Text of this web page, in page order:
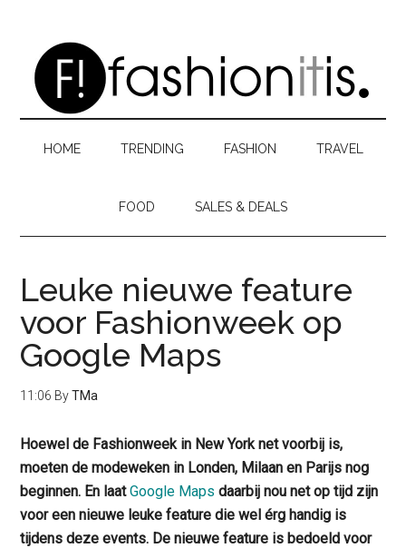
content
secondary
primary
sidebar
HOME TRENDING FASHION TRAVEL
FOOD SALES & DEALS
Leuke nieuwe feature
voor Fashionweek op
Google Maps
11:06 ByTMa
Hoewel de Fashionweek in New York net voorbij is,
moeten de modeweken in Londen, Milaan en Parijs nog
beginnen. En laatGoogle Maps daarbij nou net op tijd zijn
voor een nieuwe leuke feature die wel érg handig is
tijdens deze events. De nieuwe feature is bedoeld voor